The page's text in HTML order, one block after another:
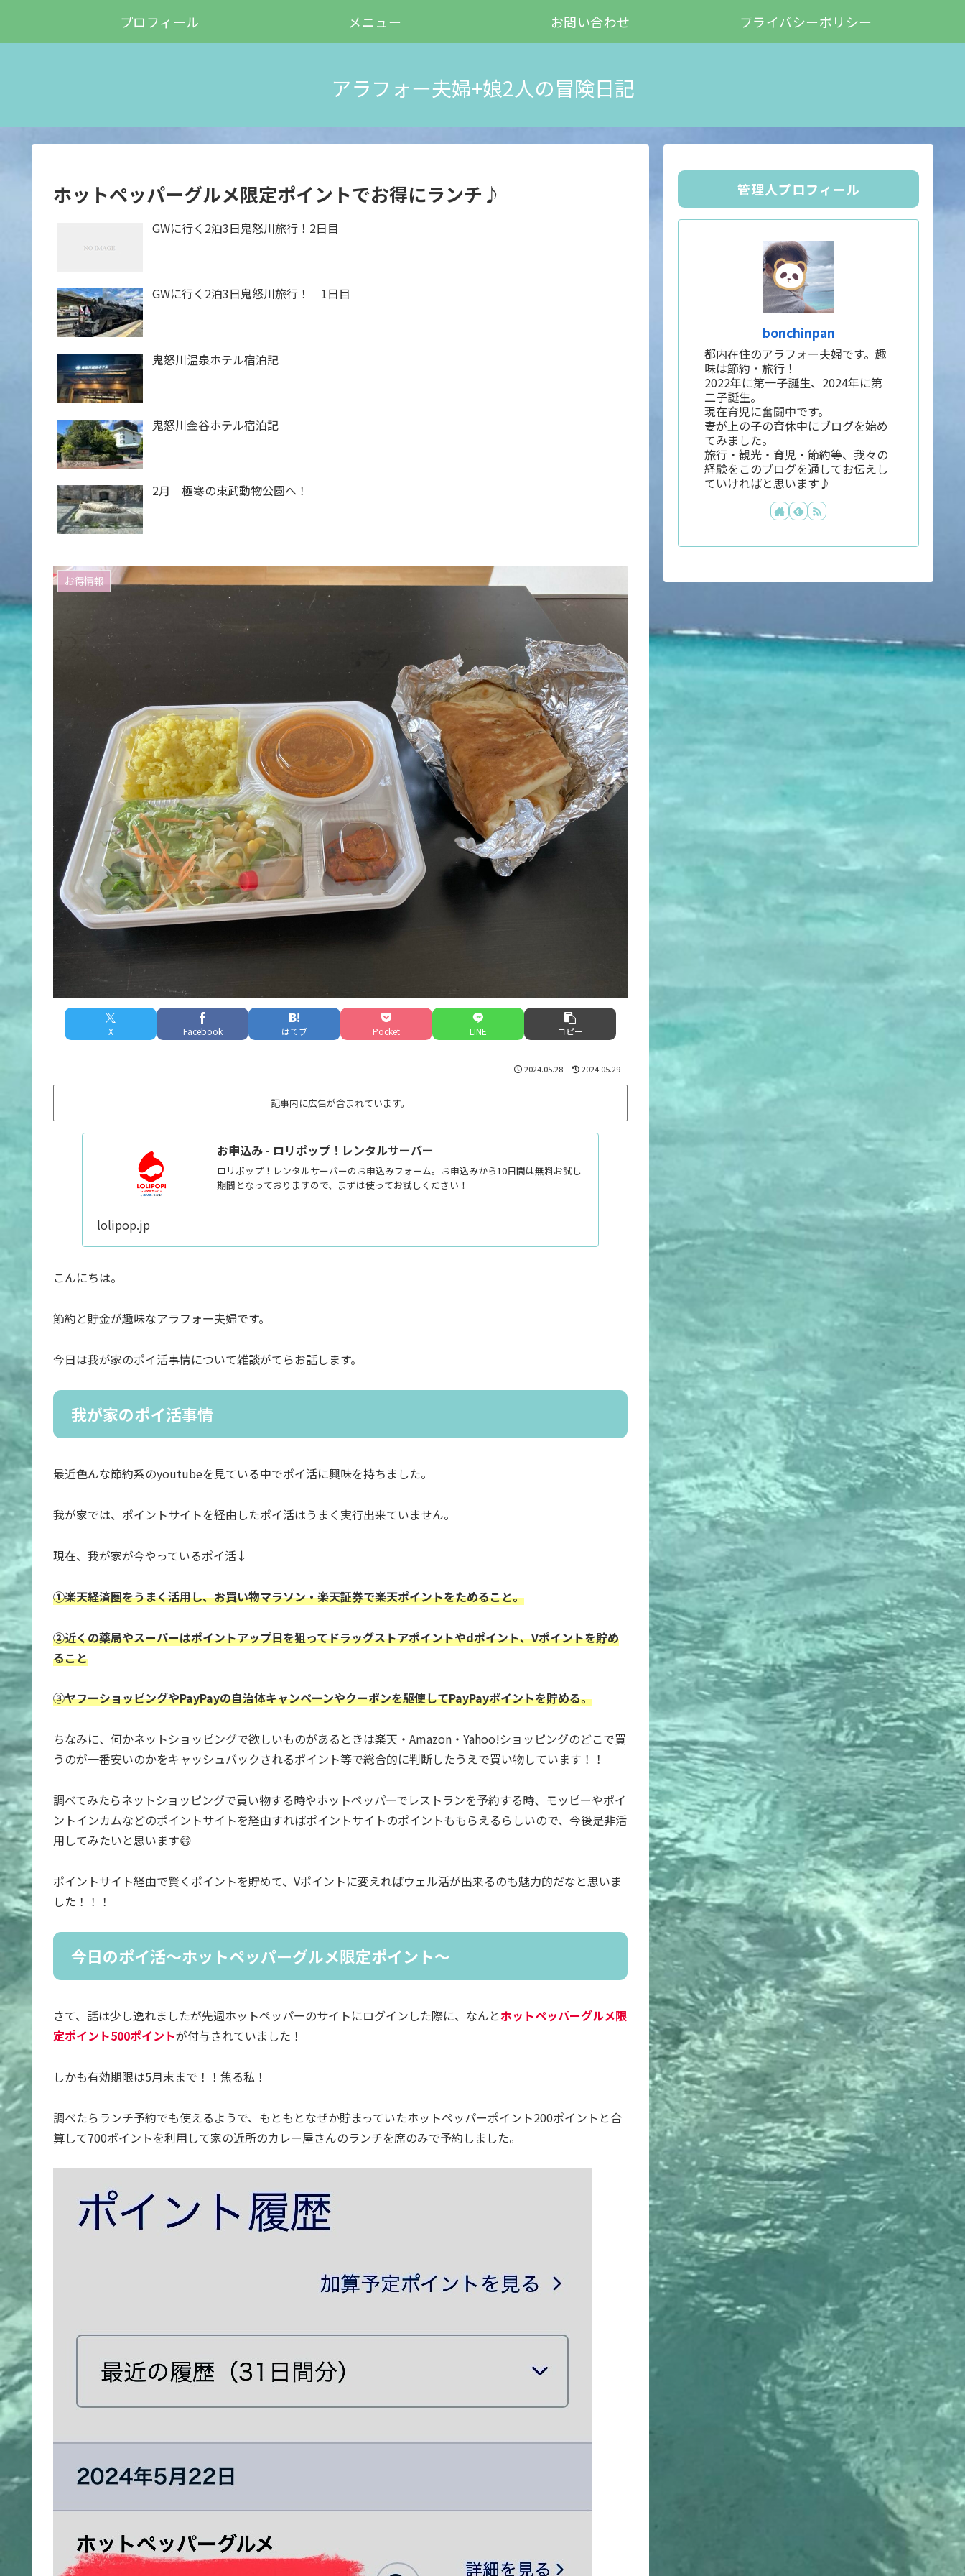
アラフォー夫婦+娘2人の冒険日記
プロフィール メニュー お問い合わせ プライバシーポリシー
ホットペッパーグルメ限定ポイントでお得にランチ♪
GWに行く2泊3日鬼怒川旅行！2日目
GWに行く2泊3日鬼怒川旅行！ 1日目
鬼怒川温泉ホテル宿泊記
鬼怒川金谷ホテル宿泊記
2月 極寒の東武動物公園へ！
お得情報
X Facebook はてブ Pocket LINE コピー
2024.05.28 2024.05.29
記事内に広告が含まれています。
お申込み - ロリポップ！レンタルサーバー
ロリポップ！レンタルサーバーのお申込みフォーム。お申込みから10日間は無料お試し
期間となっておりますので、まずは使ってお試しください！
lolipop.jp
こんにちは。
節約と貯金が趣味なアラフォー夫婦です。
今日は我が家のポイ活事情について雑談がてらお話します。
我が家のポイ活事情
最近色んな節約系のyoutubeを見ている中でポイ活に興味を持ちました。
我が家では、ポイントサイトを経由したポイ活はうまく実行出来ていません。
現在、我が家が今やっているポイ活↓
①楽天経済圏をうまく活用し、お買い物マラソン・楽天証券で楽天ポイントをためること。
②近くの薬局やスーパーはポイントアップ日を狙ってドラッグストアポイントやdポイント、Vポイントを貯め
ること
③ヤフーショッピングやPayPayの自治体キャンペーンやクーポンを駆使してPayPayポイントを貯める。
ちなみに、何かネットショッピングで欲しいものがあるときは楽天・Amazon・Yahoo!ショッピングのどこで買
うのが一番安いのかをキャッシュバックされるポイント等で総合的に判断したうえで買い物しています！！
調べてみたらネットショッピングで買い物する時やホットペッパーでレストランを予約する時、モッピーやポイ
ントインカムなどのポイントサイトを経由すればポイントサイトのポイントももらえるらしいので、今後是非活
用してみたいと思います😄
ポイントサイト経由で賢くポイントを貯めて、Vポイントに変えればウェル活が出来るのも魅力的だなと思いま
した！！！
今日のポイ活〜ホットペッパーグルメ限定ポイント〜
さて、話は少し逸れましたが先週ホットペッパーのサイトにログインした際に、なんとホットペッパーグルメ限
定ポイント500ポイントが付与されていました！
しかも有効期限は5月末まで！！焦る私！
調べたらランチ予約でも使えるようで、もともとなぜか貯まっていたホットペッパーポイント200ポイントと合
算して700ポイントを利用して家の近所のカレー屋さんのランチを席のみで予約しました。
管理人プロフィール
bonchinpan
都内在住のアラフォー夫婦です。趣
味は節約・旅行！
2022年に第一子誕生、2024年に第
二子誕生。
現在育児に奮闘中です。
妻が上の子の育休中にブログを始め
てみました。
旅行・観光・育児・節約等、我々の
経験をこのブログを通してお伝えし
ていければと思います♪